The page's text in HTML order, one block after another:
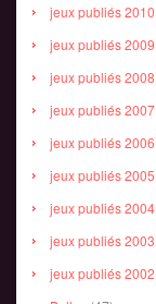
jeux publiés 2010
jeux publiés 2009
jeux publiés 2008
jeux publiés 2007
jeux publiés 2006
jeux publiés 2005
jeux publiés 2004
jeux publiés 2003
jeux publiés 2002